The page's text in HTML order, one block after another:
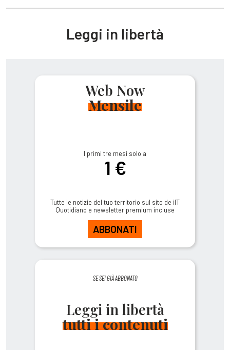
Leggi in libertà
Web Now
Mensile
I primi tre mesi solo a
1 €
Tutte le notizie del tuo territorio sul sito de ilT
Quotidiano e newsletter premium incluse
ABBONATI
SE SEI GIÀ ABBONATO
Leggi in libertà
tutti i contenuti